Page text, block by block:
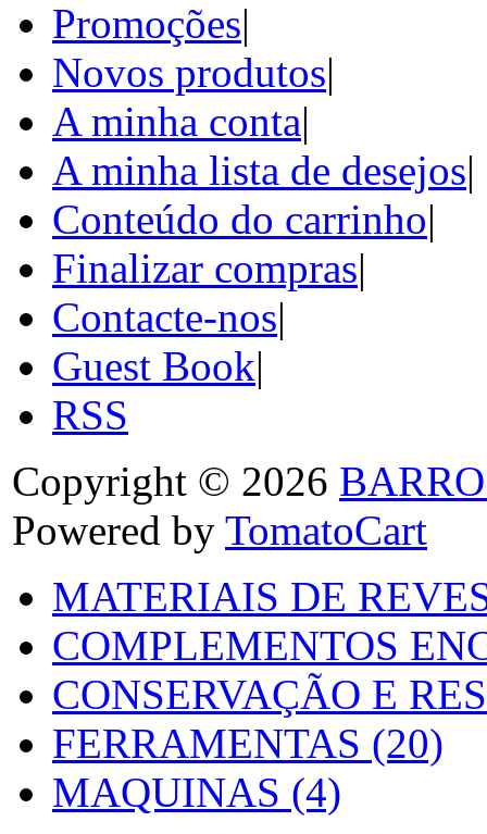
Promoções|
Novos produtos|
A minha conta|
A minha lista de desejos|
Conteúdo do carrinho|
Finalizar compras|
Contacte-nos|
Guest Book|
RSS
Copyright © 2026
Powered by TomatoCart
MATERIAIS DE
COMPLEMENTOS
CONSERVAÇÃO E
FERRAMENTAS (20)
MAQUINAS (4)